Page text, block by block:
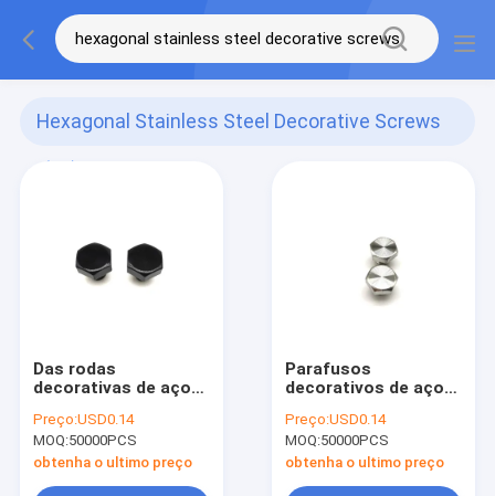
Hexagonal Stainless Steel Decorative Screws
Das rodas
decorativas de aço
parafusos do cubo
de roda parafusos
principais
sextavados
Preço:USD0.14
MOQ:50000PCS
obtenha o ultimo preço
Parafusos
decorativos de aço
sextavada,
parafusos do cubo
de roda ISO9001
Preço:USD0.14
MOQ:50000PCS
obtenha o ultimo preço